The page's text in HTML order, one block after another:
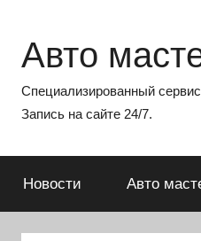
содержимому
Авто
Специализированный
Запись на сайте 24/7.
Новости Авто